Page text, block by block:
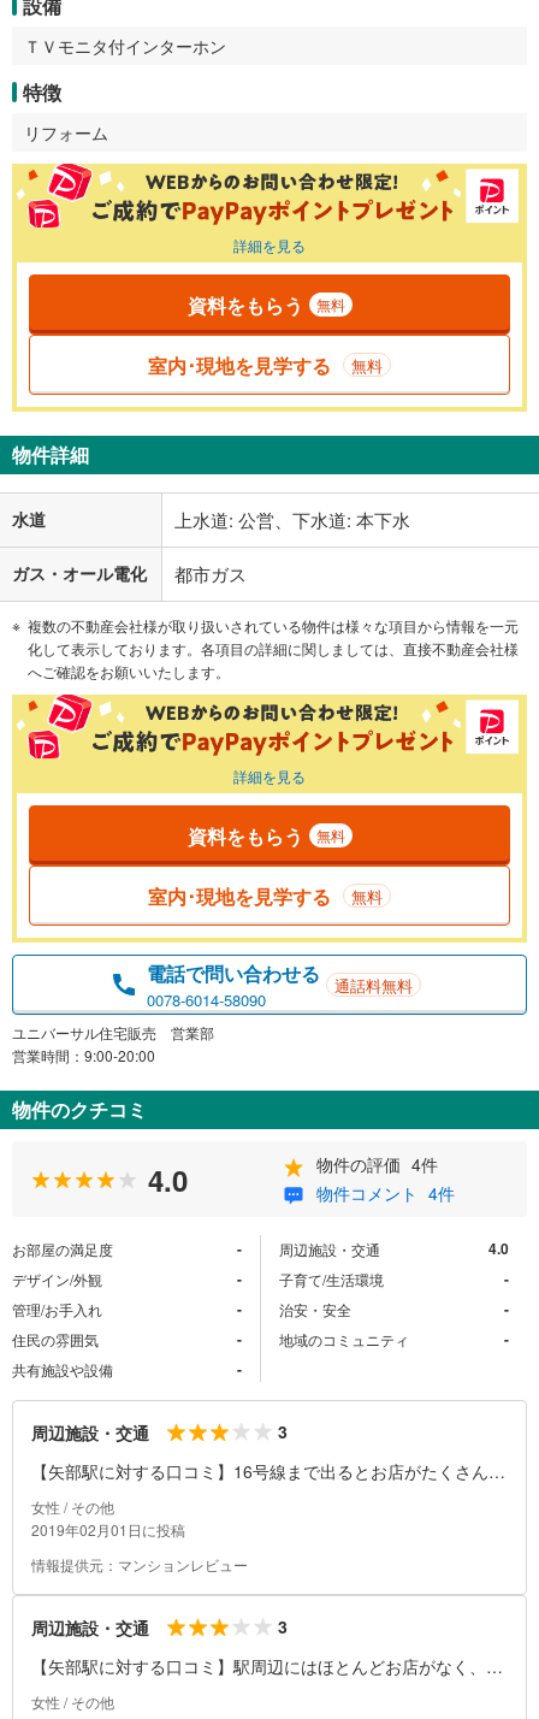
設備
ＴＶモニタ付インターホン
特徴
リフォーム
詳細を見る
資料をもらう 無料
室内･現地を見学する 無料
物件詳細
水道 上水道: 公営、下水道: 本下水
ガス・オール電化 都市ガス
複数の不動産会社様が取り扱いされている物件は様々な項目から情報を一元
化して表示しております。各項目の詳細に関しましては、直接不動産会社様
へご確認をお願いいたします。
詳細を見る
資料をもらう 無料
室内･現地を見学する 無料
電話で問い合わせる
0078-6014-58090
通話料無料
ユニバーサル住宅販売 営業部
営業時間：9:00-20:00
物件のクチコミ
4.0 物件の評価 4件
物件コメント 4件
お部屋の満足度 -
デザイン/外観 -
管理/お手入れ -
住民の雰囲気 -
共有施設や設備 -
周辺施設・交通 4.0
子育て/生活環境 -
治安・安全 -
地域のコミュニティ -
周辺施設・交通
3
【矢部駅に対する口コミ】16号線まで出るとお店がたくさんあ
るので、チェーン店の飲食店には困りません。スーパーや薬局
もあるので、買い物も便利です。電車は朝のラッシュ時は混み
がかかります。駅周辺に坂道はないので、とても歩きやすいで
す。
女性 / その他
2019年02月01日に投稿
情報提供元：マンションレビュー
周辺施設・交通
3
【矢部駅に対する口コミ】駅周辺にはほとんどお店がなく、夜
は暗いです。
女性 / その他